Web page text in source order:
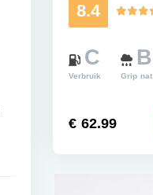
8.4
C
Verbruik
B
Grip nat
€ 62.99